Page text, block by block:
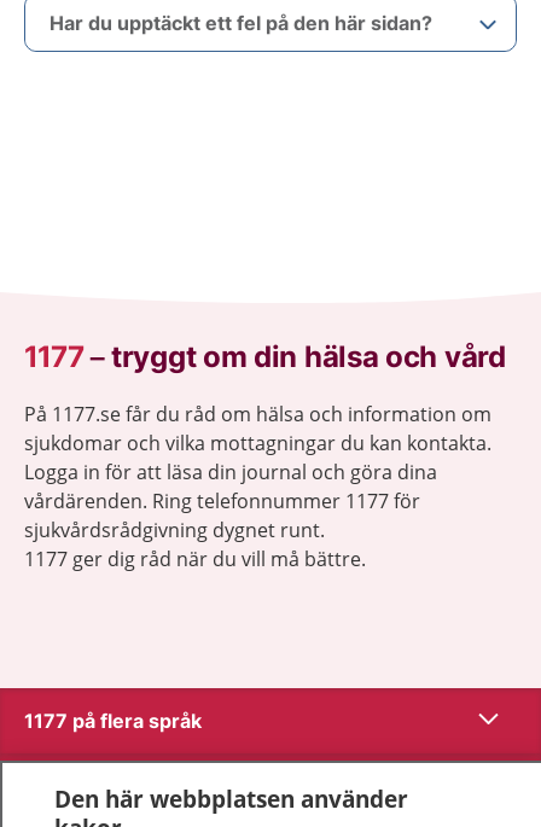
Har du upptäckt ett fel på den här sidan?
1177–tryggt om din hälsa och vård
På 1177.se får du råd om hälsa och information om
sjukdomar och vilka mottagningar du kan kontakta.
Logga in för att läsa din journal och göra dina
vårdärenden. Ring telefonnummer 1177 för
sjukvårdsrådgivning dygnet runt.
1177 ger dig råd när du vill må bättre.
1177 på flera språk Visa
Om 1177
Den här webbplatsen använder